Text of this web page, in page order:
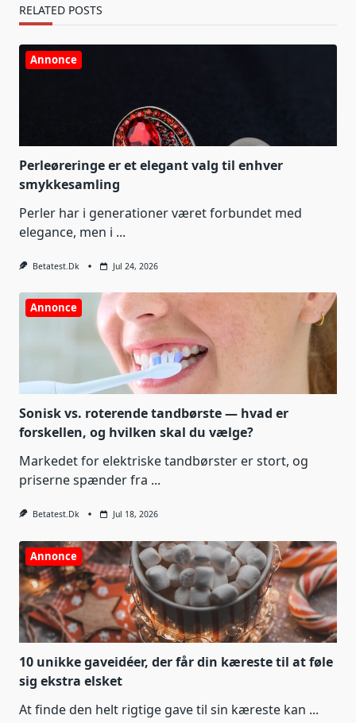
RELATED POSTS
Annonce
Perleøreringe er et elegant valg til enhver
smykkesamling
Perler har i generationer været forbundet med
elegance, men i ...
Betatest.dk Jul 24, 2026
Annonce
Sonisk vs. roterende tandbørste — hvad er
forskellen, og hvilken skal du vælge?
Markedet for elektriske tandbørster er stort, og
priserne spænder fra ...
Betatest.dk Jul 18, 2026
Annonce
10 unikke gaveidéer, der får din kæreste til at føle
sig ekstra elsket
At finde den helt rigtige gave til sin kæreste kan ...